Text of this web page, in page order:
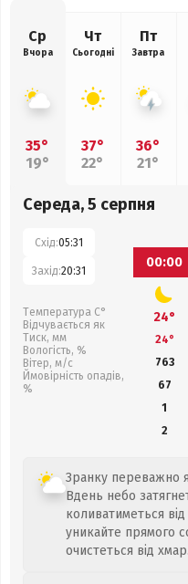
Ср
Вчора
35°
19°
Чт
Сьогодні
37°
22°
Пт
Завтра
36°
21°
Середа, 5 серпня
Схід:05:31
Захід:20:31
Температура С°
Відчувається як
Тиск, мм
Вологість, %
Вітер, м/с
Ймовірність опадів,
%
00:00
24°
24°
763
67
1
2
Зранку переважно
Вдень небо
коливатиметься від
уникайте прямого
очистеться від хмар.